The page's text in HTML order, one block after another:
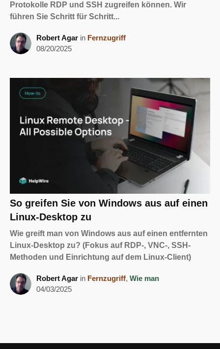
Protokolle RDP und SSH zugreifen können. Wir
führen Sie Schritt für Schritt...
Robert Agar in Fernzugriff
08/20/2025
So greifen Sie von Windows aus auf einen
Linux-Desktop zu
Wie greift man von Windows aus auf einen entfernten
Linux-Desktop zu? (Fokus auf RDP-, VNC-, SSH-
Methoden und Einrichtung auf dem Linux-Client)
Robert Agar in Fernzugriff, Wie man
04/03/2025